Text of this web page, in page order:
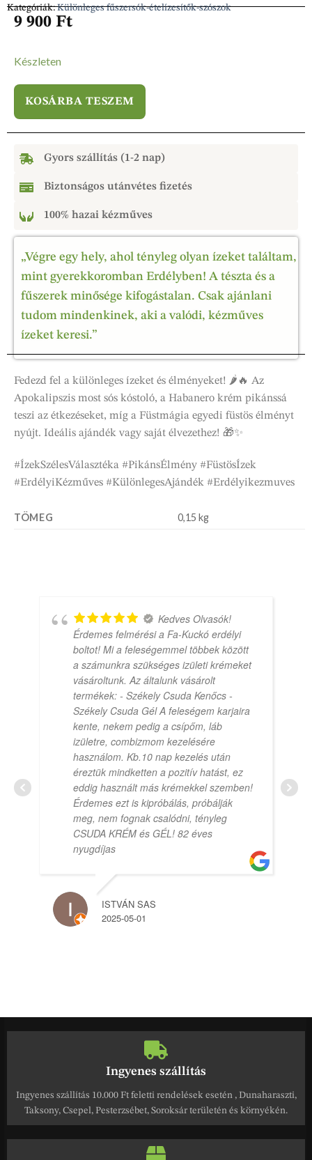
Kategóriák:Különleges fűszersók-ételízesítők-szószok
9 900 Ft
Készleten
KOSÁRBA TESZEM
Gyors szállítás (1-2 nap)
Biztonságos utánvétes fizetés
100% hazai kézműves
„Végre egy hely, ahol tényleg olyan ízeket találtam,
mint gyerekkoromban Erdélyben! A tészta és a
fűszerek minősége kifogástalan. Csak ajánlani
tudom mindenkinek, aki a valódi, kézműves
ízeket keresi.”
Fedezd fel a különleges ízeket és élményeket! 🌶️🔥 Az
Apokalipszis most sós kóstoló, a Habanero krém pikánssá
teszi az étkezéseket, míg a Füstmágia egyedi füstös élményt
nyújt. Ideális ajándék vagy saját élvezethez! 🎁✨
#ÍzekSzélesVálasztéka #PikánsÉlmény #FüstösÍzek
#ErdélyiKézműves #KülönlegesAjándék #Erdélyikezmuves
TÖMEG 0,15 kg
Kedves Olvasók!
Érdemes felmérési a Fa-Kuckó erdélyi
boltot! Mi a feleségemmel többek között
a számunkra szükséges izületi krémeket
vásároltunk. Az általunk vásárolt
termékek: - Székely Csuda Kenőcs -
Székely Csuda Gél A feleségem karjaira
kente, nekem pedig a csípőm, láb
izületre, combizmom kezelésére
használom. Kb.10 nap kezelés után
éreztük mindketten a pozitív hatást, ez
eddig használt más krémekkel szemben!
Érdemes ezt is kipróbálás, próbálják
meg, nem fognak csalódni, tényleg
CSUDA KRÉM és GÉL! 82 éves
nyugdíjas
ISTVÁN SAS
2025-05-01
Ingyenes szállítás
Ingyenes szállítás 10.000 Ft feletti rendelések esetén , Dunaharaszti,
Taksony, Csepel, Pesterzsébet, Soroksár területén és környékén.